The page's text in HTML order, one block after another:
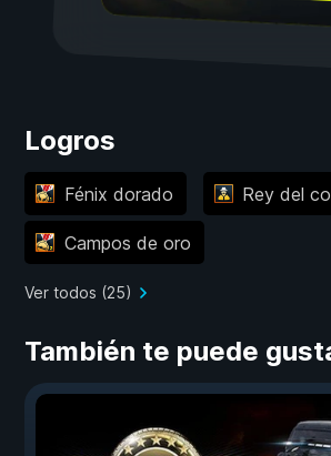
Logros
Fénix dorado Rey del
Campos de oro
Ver todos (25)
También te puede